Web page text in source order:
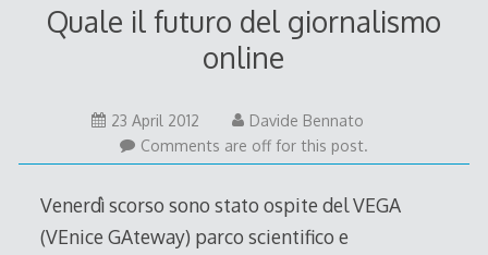
Quale il futuro del giornalismo
online
23 April 2012
Davide Bennato
Comments are off for this post.
Venerdì scorso sono stato ospite del VEGA
(VEnice GAteway) parco scientifico e